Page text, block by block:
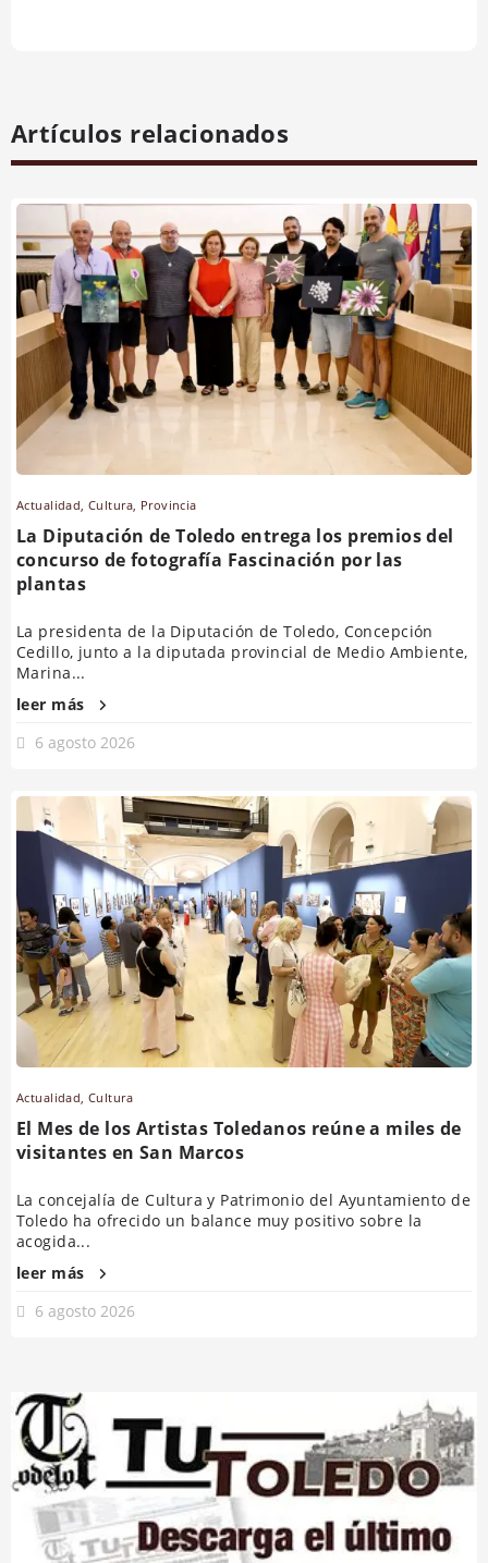
Artículos relacionados
Actualidad ,Cultura Provincia
La Diputación de Toledo entrega los premios del
concurso de fotografía Fascinación por las
plantas
La presidenta de la Diputación de Toledo, Concepción
Cedillo, junto a la diputada provincial de Medio Ambiente,
Marina...
leer más
6 agosto 2026
Actualidad ,Cultura
El Mes de los Artistas Toledanos reúne a miles de
visitantes en San Marcos
La concejalía de Cultura y Patrimonio del Ayuntamiento de
Toledo ha ofrecido un balance muy positivo sobre la
acogida...
leer más
6 agosto 2026